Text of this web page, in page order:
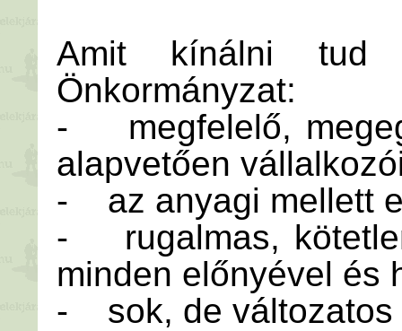
Amit kínálni tud
Önkormányzat:
- megfelelő,
alapvetően
- az anyagi mellett
- rugalmas,
minden előnyével és
- sok, de változatos